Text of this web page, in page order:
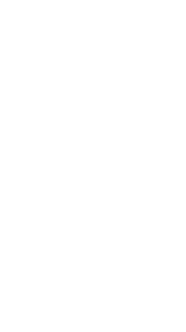
Интересно, что
выпускать его на